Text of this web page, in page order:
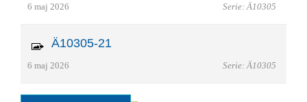
6 maj 2026 Serie: Ä10305
Ä10305-21
6 maj 2026 Serie: Ä10305